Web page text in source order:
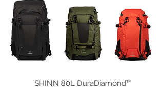
Erfahrungsbericht von
Sebastian Juhn
@ Foto Schneider
SHINN 80L DuraDiamond™